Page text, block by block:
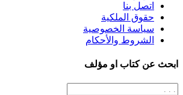
اتصل بنا
حقوق الملكية
سياسة الخصوصية
الشروط والأحكام
ابحث عن كتاب او مؤلف